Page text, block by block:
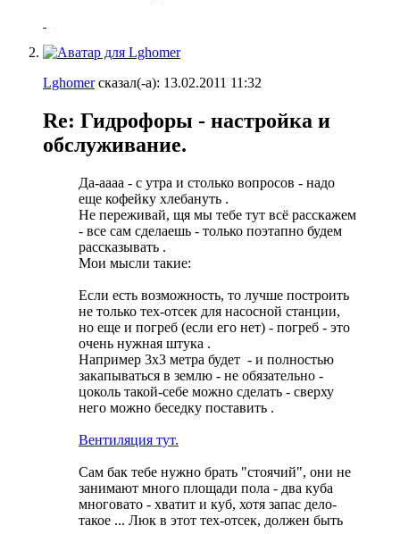
Lghomerсказал(-а): 13.02.2011 11:32
Re: Гидрофоры - настройка и
обслуживание.
Да-аааа - с утра и столько вопросов - надо
еще кофейку хлебануть .
Не переживай, щя мы тебе тут всё расскажем
- все сам сделаешь - только поэтапно будем
рассказывать .
Мои мысли такие:
Если есть возможность, то лучше построить
не только тех-отсек для насосной станции,
но еще и погреб (если его нет) - погреб - это
очень нужная штука .
Например 3х3 метра будет - и полностью
закапываться в землю - не обязательно -
цоколь такой-себе можно сделать - сверху
него можно беседку поставить .
Вентиляция тут.
Сам бак тебе нужно брать "стоячий", они не
занимают много площади пола - два куба
многовато - хватит и куб, хотя запас дело-
такое ... Люк в этот тех-отсек, должен быть